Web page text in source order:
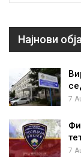
Најнови
7
7